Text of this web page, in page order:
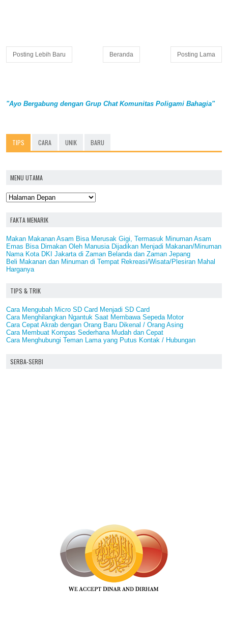
Posting Lebih Baru Posting Lama
Beranda
"Ayo Bergabung dengan Grup Chat Komunitas Poligami Bahagia"
TIPS CARA UNIK BARU
MENU UTAMA
FAKTA MENARIK
Makan Makanan Asam Bisa Merusak Gigi, Termasuk Minuman Asam
Emas Bisa Dimakan Oleh Manusia Dijadikan Menjadi Makanan/Minuman
Nama Kota DKI Jakarta di Zaman Belanda dan Zaman Jepang
Beli Makanan dan Minuman di Tempat Rekreasi/Wisata/Plesiran Mahal
Harganya
TIPS & TRIK
Cara Mengubah Micro SD Card Menjadi SD Card
Cara Menghilangkan Ngantuk Saat Membawa Sepeda Motor
Cara Cepat Akrab dengan Orang Baru Dikenal / Orang Asing
Cara Membuat Kompas Sederhana Mudah dan Cepat
Cara Menghubungi Teman Lama yang Putus Kontak / Hubungan
SERBA-SERBI